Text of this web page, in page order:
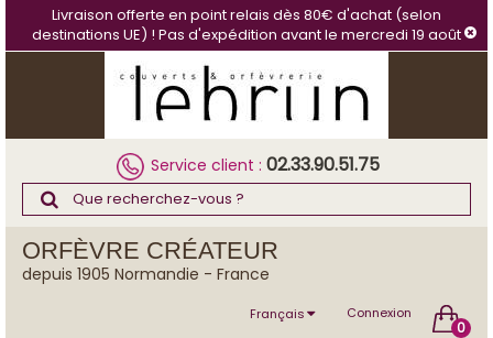
Livraison offerte en point relais dès 80€ d'achat (selon
destinations UE) ! Pas d'expédition avant le mercredi 19 août
Service client : 02.33.90.51.75
ORFÈVRE CRÉATEUR
depuis 1905 Normandie - France
0
Connexion
Français
Panneau de gestion des cookies